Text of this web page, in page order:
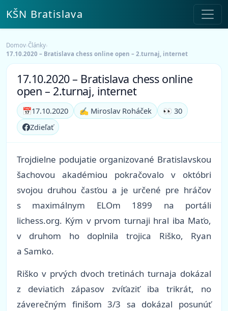
KŠN Bratislava
Domov›Články›
17.10.2020 – Bratislava chess online open – 2.turnaj, internet
17.10.2020 – Bratislava chess online
open – 2.turnaj, internet
📅17.10.2020 ✍️ Miroslav Roháček
👀 30
Zdieľať
Trojdielne podujatie organizované Bratislavskou
šachovou akadémiou pokračovalo v októbri
svojou druhou časťou a je určené pre hráčov
s maximálnym ELOm 1899 na portáli
lichess.org. Kým v prvom turnaji hral iba Maťo,
v druhom ho doplnila trojica Riško, Ryan
a Samko.
Riško v prvých dvoch tretinách turnaja dokázal
z deviatich zápasov zvíťaziť iba trikrát, no
záverečným finišom 3/3 sa dokázal posunúť